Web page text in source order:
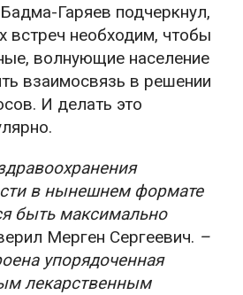
Гаряев подчеркнул,
встреч необходим, чтобы
волнующие население
взаимосвязь в решении
И делать это
в нынешнем формате
быть максимально
Мерген Сергеевич. –
упорядоченная
лекарственным